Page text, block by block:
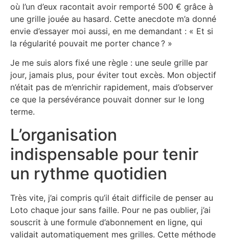
où l’un d’eux racontait avoir remporté 500 € grâce à
une grille jouée au hasard. Cette anecdote m’a donné
envie d’essayer moi aussi, en me demandant : « Et si
la régularité pouvait me porter chance ? »
Je me suis alors fixé une règle : une seule grille par
jour, jamais plus, pour éviter tout excès. Mon objectif
n’était pas de m’enrichir rapidement, mais d’observer
ce que la persévérance pouvait donner sur le long
terme.
L’organisation
indispensable pour tenir
un rythme quotidien
Très vite, j’ai compris qu’il était difficile de penser au
Loto chaque jour sans faille. Pour ne pas oublier, j’ai
souscrit à une formule d’abonnement en ligne, qui
validait automatiquement mes grilles. Cette méthode